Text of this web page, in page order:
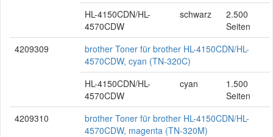
HL-4150CDN/HL-
4570CDW
schwarz
2.500
Seiten
4209309
brother Toner für brother HL-4150CDN/HL-
4570CDW, cyan (TN-320C)
HL-4150CDN/HL-
4570CDW
cyan
1.500
Seiten
4209310
brother Toner für brother HL-4150CDN/HL-
4570CDW, magenta (TN-320M)